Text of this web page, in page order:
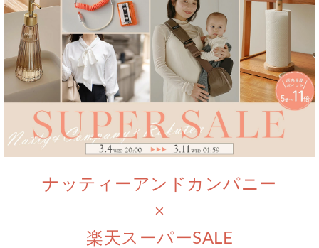
ナッティーアンドカンパニー
×
楽天スーパーSALE